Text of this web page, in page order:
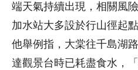
端天氣持續出現，相關風
加水站大多設於行山徑起
他舉例指，大棠往千島湖
達觀景台時已耗盡食水，